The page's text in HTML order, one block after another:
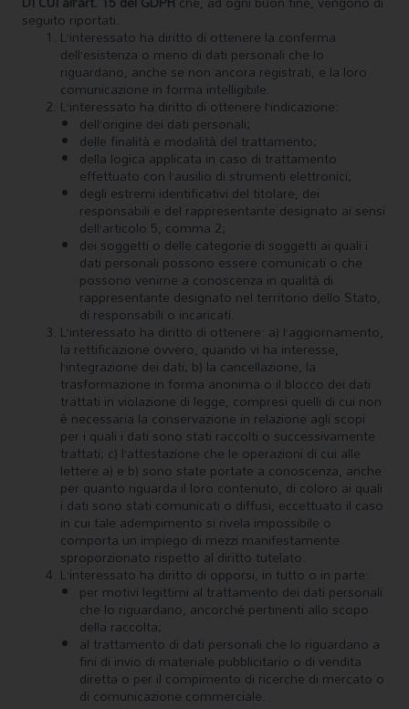
seguito riportati.
L’interessato ha diritto di ottenere la conferma
dell’esistenza o meno di dati personali che lo
riguardano, anche se non ancora registrati, e la loro
comunicazione in forma intelligibile.
L’interessato ha diritto di ottenere l’indicazione:
dell’origine dei dati personali;
delle finalità e modalità del trattamento;
della logica applicata in caso di trattamento
effettuato con l’ausilio di strumenti elettronici;
degli estremi identificativi del titolare, dei
responsabili e del rappresentante designato ai sensi
dell’articolo 5, comma 2;
dei soggetti o delle categorie di soggetti ai quali i
dati personali possono essere comunicati o che
possono venirne a conoscenza in qualità di
rappresentante designato nel territorio dello Stato,
di responsabili o incaricati.
L’interessato ha diritto di ottenere: a) l’aggiornamento,
la rettificazione ovvero, quando vi ha interesse,
l’integrazione dei dati; b) la cancellazione, la
trasformazione in forma anonima o il blocco dei dati
trattati in violazione di legge, compresi quelli di cui non
è necessaria la conservazione in relazione agli scopi
per i quali i dati sono stati raccolti o successivamente
trattati; c) l’attestazione che le operazioni di cui alle
lettere a) e b) sono state portate a conoscenza, anche
per quanto riguarda il loro contenuto, di coloro ai quali
i dati sono stati comunicati o diffusi, eccettuato il caso
in cui tale adempimento si rivela impossibile o
comporta un impiego di mezzi manifestamente
sproporzionato rispetto al diritto tutelato.
L’interessato ha diritto di opporsi, in tutto o in parte:
per motivi legittimi al trattamento dei dati personali
che lo riguardano, ancorché pertinenti allo scopo
della raccolta;
al trattamento di dati personali che lo riguardano a
fini di invio di materiale pubblicitario o di vendita
diretta o per il compimento di ricerche di mercato o
di comunicazione commerciale.